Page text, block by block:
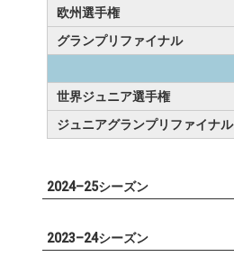
欧州選手権
グランプリファイナル
世界ジュニア選手権
ジュニアグランプリファイナル
2024–25シーズン
2023–24シーズン